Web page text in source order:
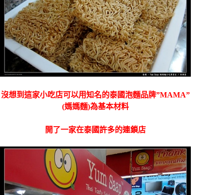
沒想到這家小吃店可以用知名的泰國泡麵品牌”MAMA”
(媽媽麵)為基本材料
開了一家在泰國許多的連鎖店